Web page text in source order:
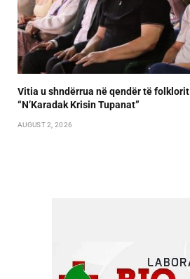
Vitia u shndërrua në qendër të
“N’Karadak Krisin Tupanat”
AUGUST 2, 2026